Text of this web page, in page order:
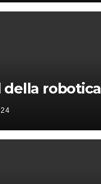
della robotica